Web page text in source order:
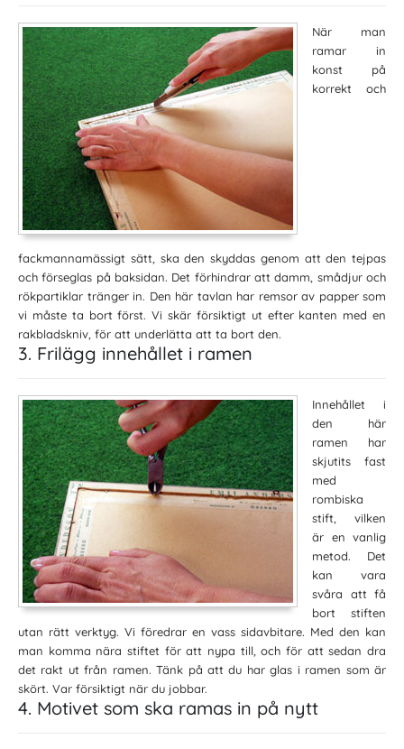
När man
ramar in
konst på
korrekt och
fackmannamässigt sätt, ska den skyddas genom att den tejpas
och förseglas på baksidan. Det förhindrar att damm, smådjur och
rökpartiklar tränger in. Den här tavlan har remsor av papper som
vi måste ta bort först. Vi skär försiktigt ut efter kanten med en
rakbladskniv, för att underlätta att ta bort den.
3. Frilägg innehållet i ramen
Innehållet i
den här
ramen har
skjutits fast
med
rombiska
stift, vilken
är en vanlig
metod. Det
kan vara
svåra att få
bort stiften
utan rätt verktyg. Vi föredrar en vass sidavbitare. Med den kan
man komma nära stiftet för att nypa till, och för att sedan dra
det rakt ut från ramen. Tänk på att du har glas i ramen som är
skört. Var försiktigt när du jobbar.
4. Motivet som ska ramas in på nytt